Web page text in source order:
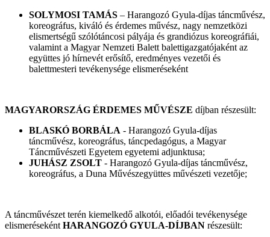
SOLYMOSI TAMÁS – Harangozó Gyula-díjas táncművész,
koreográfus, kiváló és érdemes művész, nagy nemzetközi
elismertségű szólótáncosi pályája és grandiózus koreográfiái,
valamint a Magyar Nemzeti Balett balettigazgatójaként az
együttes jó hírnevét erősítő, eredményes vezetői és
balettmesteri tevékenysége elismeréseként
MAGYARORSZÁG ÉRDEMES MŰVÉSZE díjban részesült:
BLASKÓ BORBÁLA - Harangozó Gyula-díjas
táncművész, koreográfus, táncpedagógus, a Magyar
Táncművészeti Egyetem egyetemi adjunktusa;
JUHÁSZ ZSOLT - Harangozó Gyula-díjas táncművész,
koreográfus, a Duna Művészegyüttes művészeti vezetője;
A táncművészet terén kiemelkedő alkotói, előadói tevékenysége
elismeréseként HARANGOZÓ GYULA-DÍJBAN részesült: